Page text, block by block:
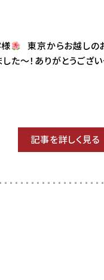
東京からお越しの
た〜！ありがとうござ
記事を詳しく見る